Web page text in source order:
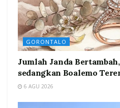
GORONTALO
Jumlah Janda
sedangkan Boalemo
6 AGU 2026